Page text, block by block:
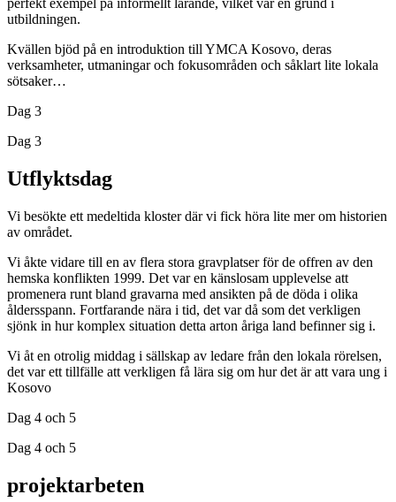
perfekt exempel på informellt lärande, vilket var en grund i
utbildningen.
Kvällen bjöd på en introduktion till YMCA Kosovo, deras
verksamheter, utmaningar och fokusområden och såklart lite lokala
sötsaker…
Dag 3
Dag 3
Utflyktsdag
Vi besökte ett medeltida kloster där vi fick höra lite mer om historien
av området.
Vi åkte vidare till en av flera stora gravplatser för de offren av den
hemska konflikten 1999. Det var en känslosam upplevelse att
promenera runt bland gravarna med ansikten på de döda i olika
åldersspann. Fortfarande nära i tid, det var då som det verkligen
sjönk in hur komplex situation detta arton åriga land befinner sig i.
Vi åt en otrolig middag i sällskap av ledare från den lokala rörelsen,
det var ett tillfälle att verkligen få lära sig om hur det är att vara ung i
Kosovo
Dag 4 och 5
Dag 4 och 5
projektarbeten